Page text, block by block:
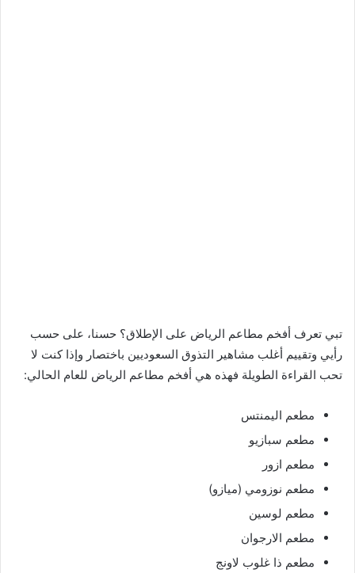
تبي تعرف أفخم مطاعم الرياض على الإطلاق؟ حسنا، على حسب
رأيي وتقييم أغلب مشاهير التذوق السعوديين باختصار وإذا كنت لا
تحب القراءة الطويلة فهذه هي أفخم مطاعم الرياض للعام الحالي:
مطعم اليمنتس
مطعم سبازيو
مطعم ازور
مطعم نوزومي (ميازو)
مطعم لوسين
مطعم الارجوان
مطعم ذا غلوب لاونج